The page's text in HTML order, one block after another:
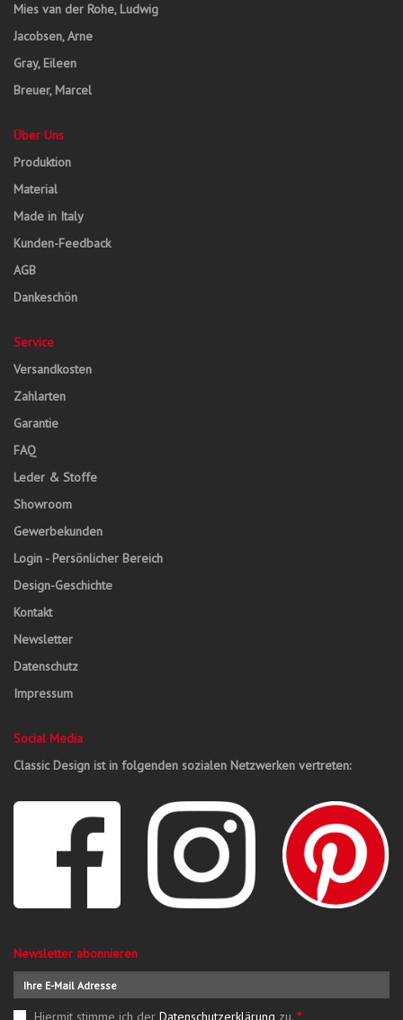
Mies van der Rohe, Ludwig
Jacobsen, Arne
Gray, Eileen
Breuer, Marcel
Über Uns
Produktion
Material
Made in Italy
Kunden-Feedback
AGB
Dankeschön
Service
Versandkosten
Zahlarten
Garantie
FAQ
Leder & Stoffe
Showroom
Gewerbekunden
Login - Persönlicher Bereich
Design-Geschichte
Kontakt
Newsletter
Datenschutz
Impressum
Social Media
Classic Design ist in folgenden sozialen Netzwerken vertreten:
Newsletter abonnieren
Hiermit stimme ich der Datenschutzerklärung zu. *